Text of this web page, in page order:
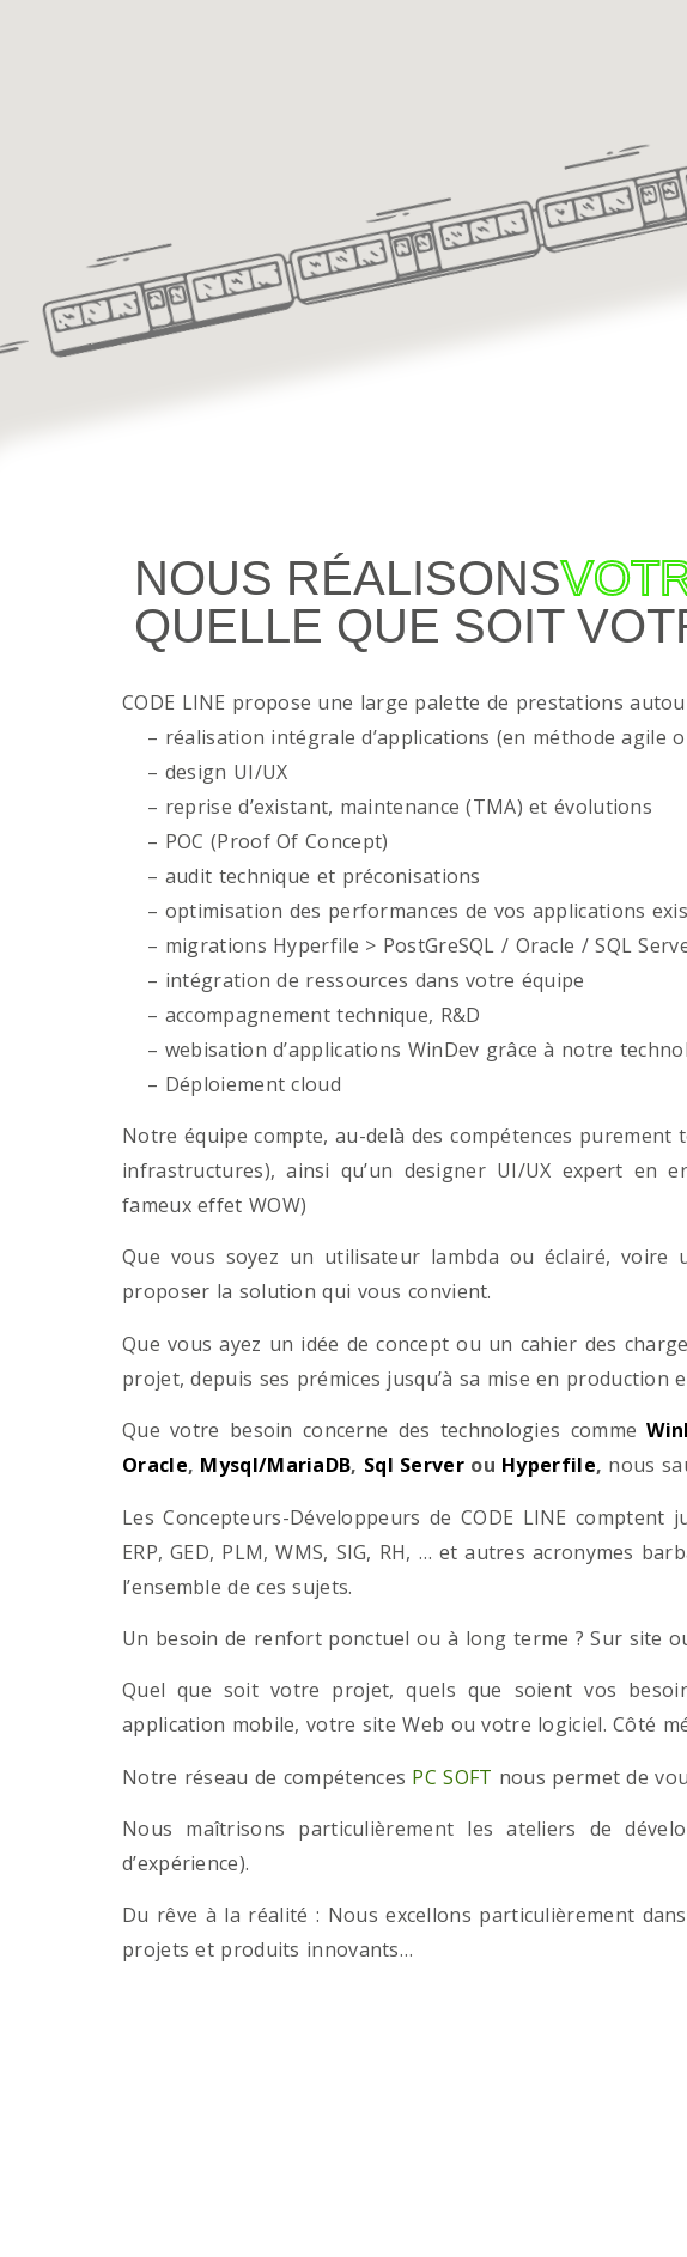
NOUS RÉALISONS
QUELLE QUE SOIT
CODE LINE propose une large palette de prestations
– réalisation intégrale d’applications (en méthode agile
– design UI/UX
– reprise d’existant, maintenance (TMA) et évolutions
– POC (Proof Of Concept)
– audit technique et préconisations
– optimisation des performances de vos applications
– migrations Hyperfile > PostGreSQL / Oracle / SQL
– intégration de ressources dans votre équipe
– accompagnement technique, R&D
– webisation d’applications WinDev grâce à notre
– Déploiement cloud
Notre équipe compte, au-delà des compétences
infrastructures), ainsi qu’un designer UI/UX expert en
fameux effet WOW)
Que vous soyez un utilisateur lambda ou éclairé, voire
proposer la solution qui vous convient.
Que vous ayez un idée de concept ou un cahier des
projet, depuis ses prémices jusqu’à sa mise en production
Que votre besoin concerne des technologies comme
Oracle, Mysql/MariaDB, Sql Serverou Hyperfile, nous
Les Concepteurs-Développeurs de CODE LINE comptent
ERP, GED, PLM, WMS, SIG, RH, … et autres acronymes
l’ensemble de ces sujets.
Un besoin de renfort ponctuel ou à long terme ? Sur site
Quel que soit votre projet, quels que soient vos
application mobile, votre site Web ou votre logiciel. Côté
Notre réseau de compétences PC SOFT nous permet de
Nous maîtrisons particulièrement les ateliers de
d’expérience).
Du rêve à la réalité : Nous excellons particulièrement
projets et produits innovants…